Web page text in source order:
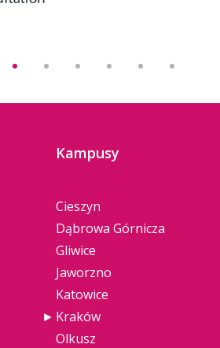
Kampusy
Cieszyn
Dąbrowa Górnicza
Gliwice
Jaworzno
Katowice
Kraków
Olkusz